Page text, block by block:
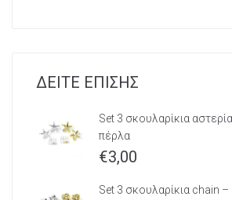
ΔΕΙΤΕ ΕΠΙΣΗΣ
Set 3 σκουλαρίκια
πέρλα
€3,00
Set 3 σκουλαρίκια chain